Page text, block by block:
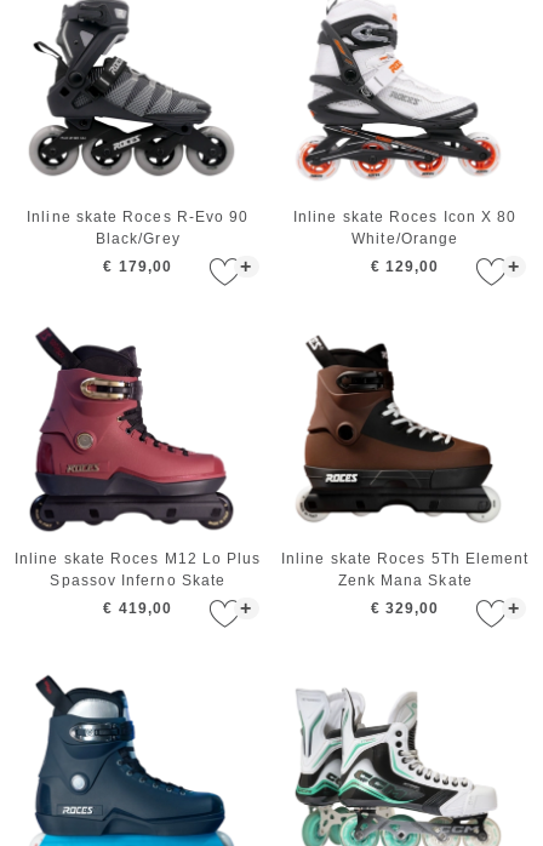
+
Inline skate Roces R-Evo 90
Black/Grey
€ 179,00
+
Inline skate Roces Icon X 80
White/Orange
€ 129,00
+
Inline skate Roces M12 Lo Plus
Spassov Inferno Skate
€ 419,00
+
Inline skate Roces 5Th Element
Zenk Mana Skate
€ 329,00